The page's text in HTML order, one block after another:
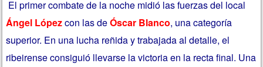
El primer combate de la noche midió las fuerzas del local
Ángel Lópezcon las deÓscar Blanco, una categoría
superior. En una lucha reñida y trabajada al detalle, el
ribeirense consiguió llevarse la victoria en la recta final. Una